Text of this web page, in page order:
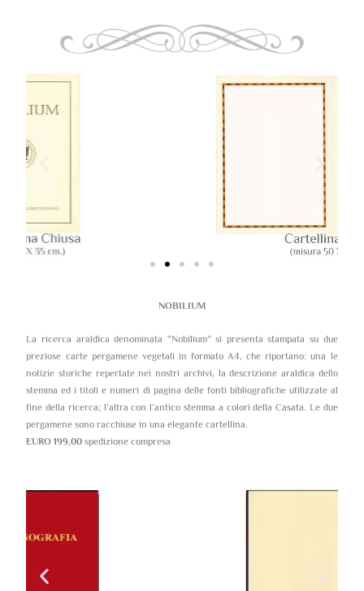
NOBILIUM
La ricerca araldica denominata “Nobilium” si presenta stampata su due
preziose carte pergamene vegetali in formato A4, che riportano: una le
notizie storiche repertate nei nostri archivi, la descrizione araldica dello
stemma ed i titoli e numeri di pagina delle fonti bibliografiche utilizzate al
fine della ricerca; l’altra con l’antico stemma a colori della Casata. Le due
pergamene sono racchiuse in una elegante cartellina.
EURO 199,00 spedizione compresa